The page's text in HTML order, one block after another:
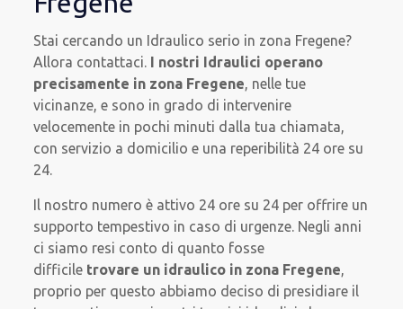
Stai cercando un Idraulico serio in zona Fregene?
Allora contattaci. I nostri Idraulici operano
precisamente in zona Fregene, nelle tue
vicinanze, e sono in grado di intervenire
velocemente in pochi minuti dalla tua chiamata,
con servizio a domicilio e una reperibilità 24 ore su
24.
Il nostro numero è attivo 24 ore su 24 per offrire un
supporto tempestivo in caso di urgenze. Negli anni
ci siamo resi conto di quanto fosse
difficile trovare un idraulico in zona Fregene,
proprio per questo abbiamo deciso di presidiare il